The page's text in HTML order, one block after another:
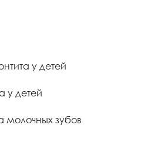
у детей
у детей
молочных зубов